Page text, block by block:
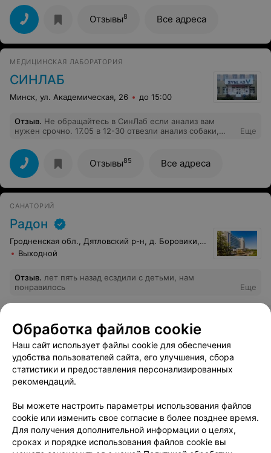
Калерия - за персональное сопровождение, заботу и
комфорт. Только положительные рекомендации,
действительно семейная клиника с
высококвалифицированными специалистами. Теперь
только к Вам
Отзывы8 Все адреса
МЕДИЦИНСКАЯ ЛАБОРАТОРИЯ
СИНЛАБ
Минск, ул. Академическая, 26 до 15:00
Отзыв. Не обращайтесь в СинЛаб если анализ вам
нужен срочно. 17.05 в 12-30 отвезли анализ собаки,
плохом состоянии. Около 16 часов позвонили, нам
ответили что анализ готов, уточнили почту и сказали
что сейчас отправят. В 16-45 собака умерла. Сегодня
уже 18.05 23-00 администраторы СинЛаб так и не
нашли времени нажать на кнопку для отправки
собственниками, которые держат таких сотрудников,
чтобы их по жизни окружали такие же профессионалы
как они сами.
Еще
Отзывы85 Все адреса
САНАТОРИЙ
Радон
Гродненская обл., Дятловский р-н, д. Боровики, 10
Выходной
Отзыв. лет пять назад есздили с детьми, нам
понравилось
Еще
Показать последние 14
1
Анализ на гормоны щитовидной железы необходим для
Обработка файлов cookie
Наш сайт использует файлы cookie для обеспечения
удобства пользователей сайта, его улучшения, сбора
статистики и предоставления персонализированных
рекомендаций.
Вы можете настроить параметры использования файлов
cookie или изменить свое согласие в более позднее время.
Для получения дополнительной информации о целях,
сроках и порядке использования файлов cookie вы